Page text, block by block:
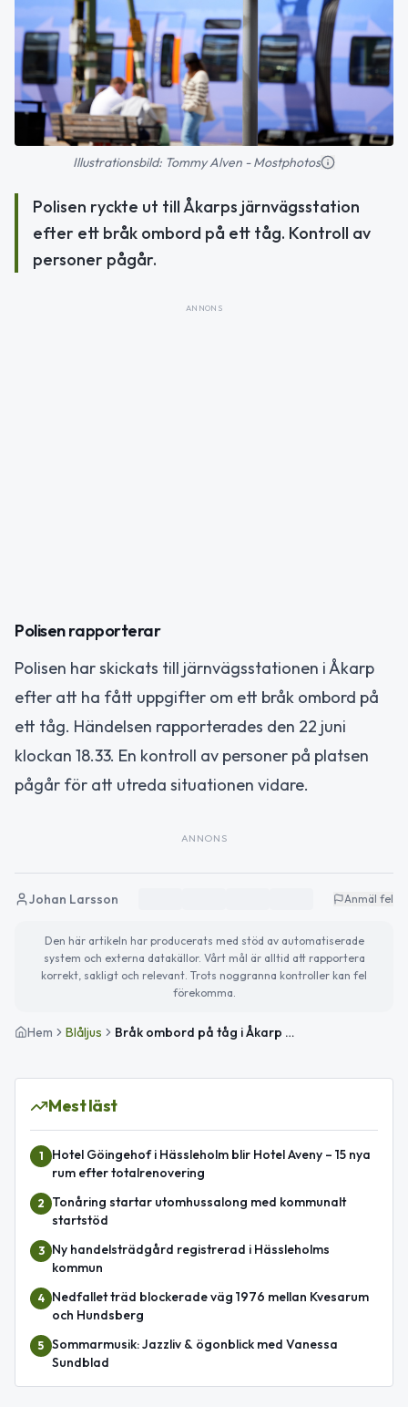
Illustrationsbild: Tommy Alven - Mostphotos
Polisen ryckte ut till Åkarps järnvägsstation
efter ett bråk ombord på ett tåg. Kontroll av
personer pågår.
ANNONS
Polisen rapporterar
Polisen har skickats till järnvägsstationen i Åkarp
efter att ha fått uppgifter om ett bråk ombord på
ett tåg. Händelsen rapporterades den 22 juni
klockan 18.33. En kontroll av personer på platsen
pågår för att utreda situationen vidare.
ANNONS
Johan Larsson Anmäl fel
Den här artikeln har producerats med stöd av automatiserade
system och externa datakällor. Vårt mål är alltid att rapportera
korrekt, sakligt och relevant. Trots noggranna kontroller kan fel
förekomma.
Hem Blåljus Bråk ombord på tåg i Åkarp – polis på plats
Mest läst
1
Hotel Göingehof i Hässleholm blir Hotel Aveny – 15 nya
rum efter totalrenovering
2
Tonåring startar utomhussalong med kommunalt
startstöd
3
Ny handelsträdgård registrerad i Hässleholms
kommun
4
Nedfallet träd blockerade väg 1976 mellan Kvesarum
och Hundsberg
5 Sommarmusik: Jazzliv & ögonblick med Vanessa
Sundblad